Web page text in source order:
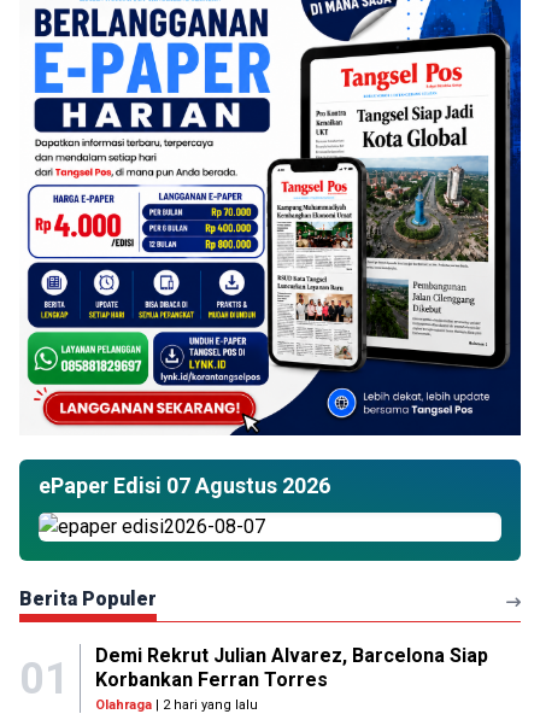
ePaper Edisi 07 Agustus 2026
Berita Populer
01
Demi Rekrut Julian Alvarez, Barcelona Siap
Korbankan Ferran Torres
Olahraga| 2 hari yang lalu